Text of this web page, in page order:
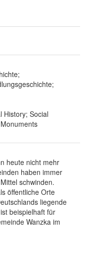
History; Social
heute nicht mehr
haben immer
schwinden.
öffentliche Orte
liegende
beispielhaft für
Wanzka im